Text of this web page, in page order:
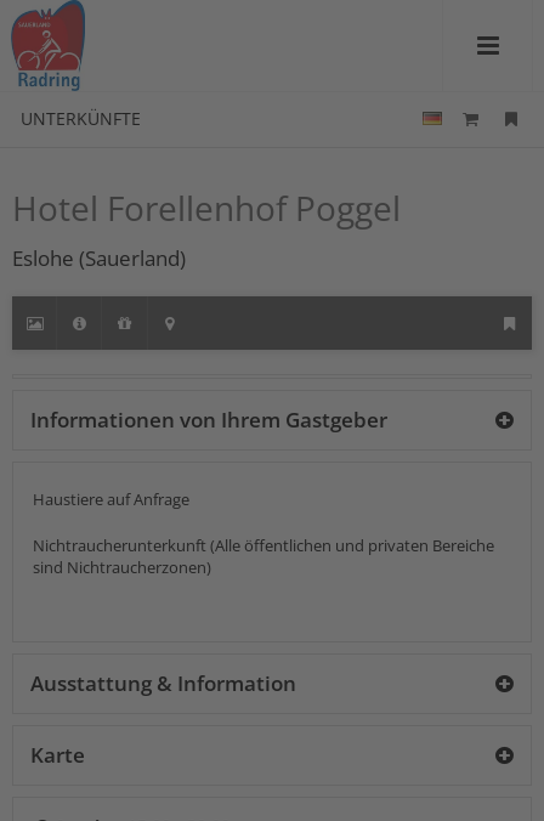
UNTERKÜNFTE
Hotel Forellenhof Poggel
Eslohe (Sauerland)
Informationen von Ihrem Gastgeber
Haustiere auf Anfrage
Nichtraucherunterkunft (Alle öffentlichen und privaten Bereiche
sind Nichtraucherzonen)
Ausstattung & Information
Karte